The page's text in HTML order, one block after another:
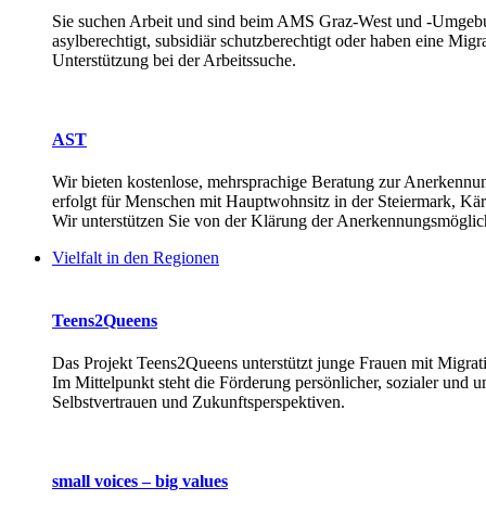
Sie suchen Arbeit und sind beim AMS Graz-West und -
asylberechtigt, subsidiär schutzberechtigt oder haben eine
Unterstützung bei der Arbeitssuche.
AST
Wir bieten kostenlose, mehrsprachige Beratung zur
erfolgt für Menschen mit Hauptwohnsitz in der Steiermark,
Wir unterstützen Sie von der Klärung der
Vielfalt in den Regionen
Teens2Queens
Das Projekt Teens2Queens unterstützt junge Frauen mit
Im Mittelpunkt steht die Förderung persönlicher, sozialer und
Selbstvertrauen und Zukunftsperspektiven.
small voices – big values